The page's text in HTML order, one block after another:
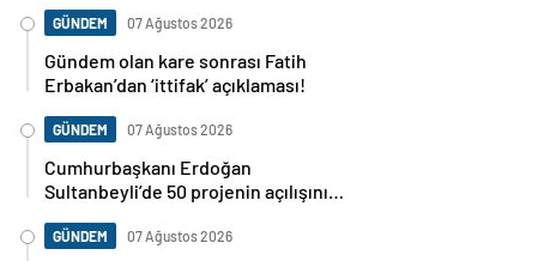
GÜNDEM 07 Ağustos 2026
Gündem olan kare sonrası Fatih
Erbakan’dan ‘ittifak’ açıklaması!
GÜNDEM 07 Ağustos 2026
Cumhurbaşkanı Erdoğan
Sultanbeyli’de 50 projenin açılışını
GÜNDEM 07 Ağustos 2026